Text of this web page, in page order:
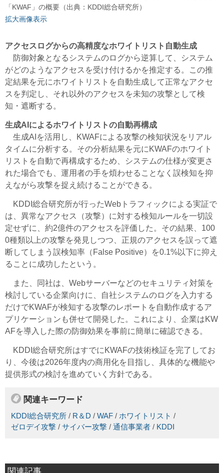
「KWAF」の概要（出典：KDDI総合研究所）
拡大画像表示
アクセスログからの高精度なホワイトリスト自動生成
防御対象となるシステムのログから逆算して、システム
がどのようなアクセスを受け付けるかを推定する。この推
定結果を元にホワイトリストを自動生成して正常なアクセ
スを判定し、それ以外のアクセスを未知の攻撃として検
知・遮断する。
生成AIによるホワイトリストの自動再構成
生成AIを活用し、KWAFによる攻撃の検知状況をリアル
タイムに分析する。その分析結果を元にKWAFのホワイト
リストを自動で再構成するため、システムの仕様が変更さ
れた場合でも、運用者の手を煩わせることなく誤検知を抑
えながら攻撃を捉え続けることができる。
KDDI総合研究所が行ったWebトラフィックによる実証で
は、異常なアクセス（攻撃）に対する検知ルールを一切設
定せずに、約2億件のアクセスを評価した。その結果、100
0種類以上の攻撃を発見しつつ、正規のアクセスを誤って遮
断してしまう誤検知率（False Positive）を0.1%以下に抑え
ることに成功したという。
また、同社は、Webサーバーなどのセキュリティ対策を
検討している企業向けに、自社システムのログを入力する
だけでKWAFが検知する攻撃のレポートを自動作成するア
プリケーションも併せて開発した。これにより、企業はKW
AFを導入した際の防御効果を事前に簡単に確認できる。
KDDI総合研究所はすでにKWAFの技術検証を完了してお
り、今後は2026年度内の商用化を目指し、具体的な機能や
提供形式の検討を進めていく方針である。
関連キーワード
KDDI総合研究所 / R＆D / WAF / ホワイトリスト /
ゼロデイ攻撃 / サイバー攻撃 / 通信事業者 / KDDI